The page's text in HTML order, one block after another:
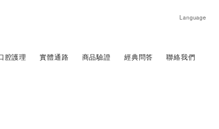
腔護理 實體通路 商品驗證 經典問答 聯絡我們
Language